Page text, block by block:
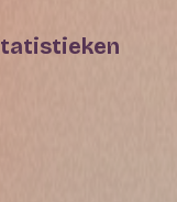
Statistieken